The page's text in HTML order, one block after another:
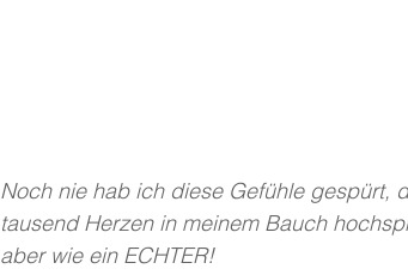
Noch nie hab ich diese Gefühle gespürt,
tausend Herzen in meinem Bauch
aber wie ein ECHTER!